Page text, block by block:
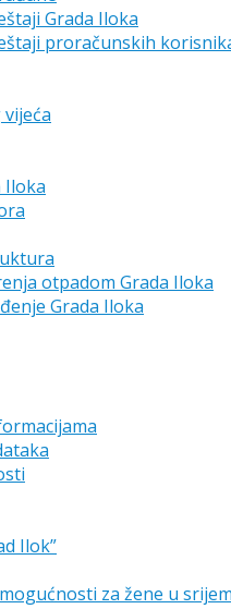
Grada Iloka
proračunskih
Iloka
otpadom Grada Iloka
Grada Iloka
Ilok”
za žene u